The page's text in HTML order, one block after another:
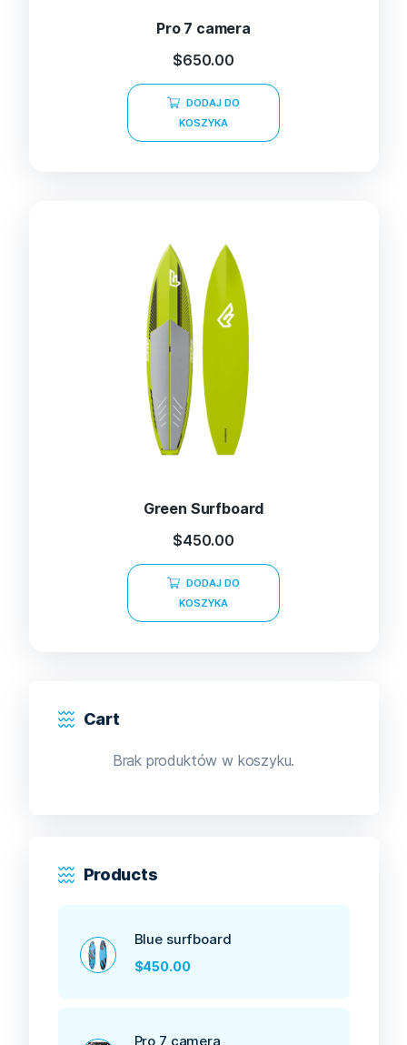
Pro 7 camera
$650.00
DODAJ DO
KOSZYKA
Green Surfboard
$450.00
DODAJ DO
KOSZYKA
Cart
Brak produktów w koszyku.
Products
Blue surfboard
$450.00
Pro 7 camera